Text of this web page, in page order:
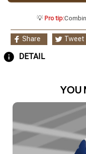
💡 Pro tip:
Share Tweet
DETAIL
YOU